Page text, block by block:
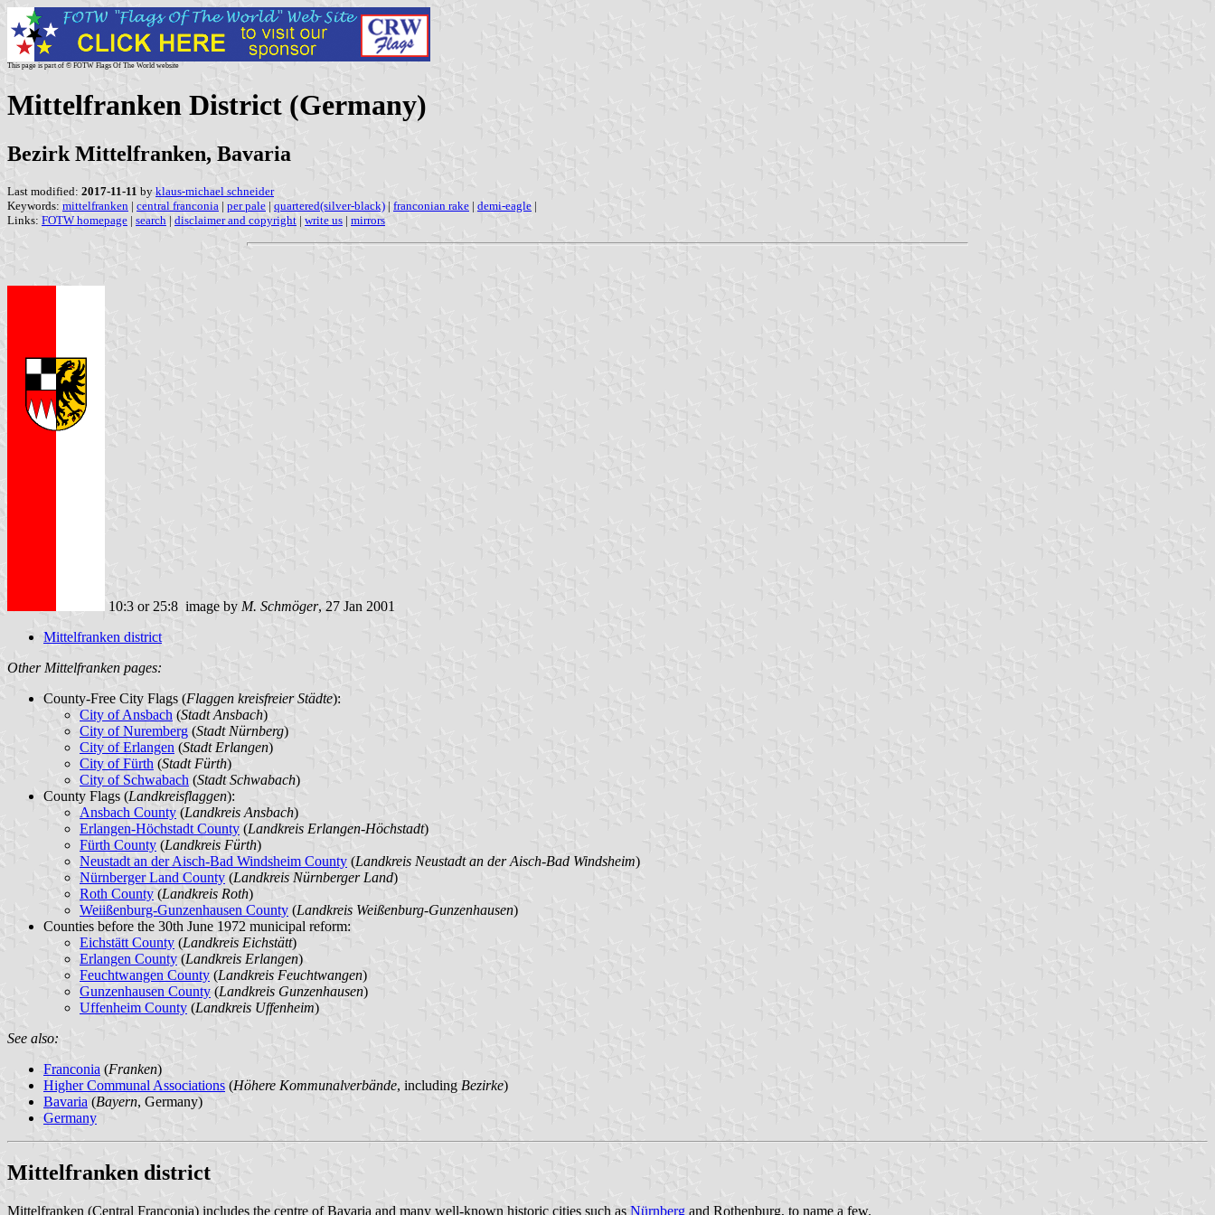
This page is part of © FOTW Flags Of The World website
Mittelfranken District (Germany)
Bezirk Mittelfranken, Bavaria
Last modified: 2017-11-11 by klaus-michael schneider
Keywords: mittelfranken | central franconia | per pale | quartered(silver-black) | franconian rake | demi-eagle |
Links: FOTW homepage | search | disclaimer and copyright | write us | mirrors
10:3 or 25:8 image by M. Schmöger, 27 Jan 2001
Mittelfranken district
Other Mittelfranken pages:
County-Free City Flags (Flaggen kreisfreier Städte):
City of Ansbach (Stadt Ansbach)
City of Nuremberg (Stadt Nürnberg)
City of Erlangen (Stadt Erlangen)
City of Fürth (Stadt Fürth)
City of Schwabach (Stadt Schwabach)
County Flags (Landkreisflaggen):
Ansbach County (Landkreis Ansbach)
Erlangen-Höchstadt County (Landkreis Erlangen-Höchstadt)
Fürth County (Landkreis Fürth)
Neustadt an der Aisch-Bad Windsheim County (Landkreis Neustadt an der Aisch-Bad Windsheim)
Nürnberger Land County (Landkreis Nürnberger Land)
Roth County (Landkreis Roth)
Weiißenburg-Gunzenhausen County (Landkreis Weißenburg-Gunzenhausen)
Counties before the 30th June 1972 municipal reform:
Eichstätt County (Landkreis Eichstätt)
Erlangen County (Landkreis Erlangen)
Feuchtwangen County (Landkreis Feuchtwangen)
Gunzenhausen County (Landkreis Gunzenhausen)
Uffenheim County (Landkreis Uffenheim)
See also:
Franconia (Franken)
Higher Communal Associations (Höhere Kommunalverbände, including Bezirke)
Bavaria (Bayern, Germany)
Germany
Mittelfranken district
Mittelfranken (Central Franconia) includes the centre of Bavaria and many well-known historic cities such as Nürnberg and Rothenburg, to name a few.